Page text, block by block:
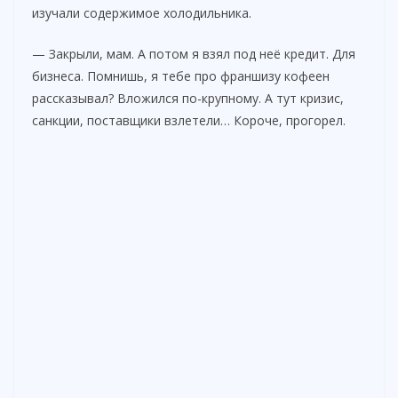
изучали содержимое холодильника.
— Закрыли, мам. А потом я взял под неё кредит. Для
бизнеса. Помнишь, я тебе про франшизу кофеен
рассказывал? Вложился по-крупному. А тут кризис,
санкции, поставщики взлетели… Короче, прогорел.